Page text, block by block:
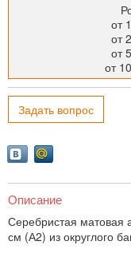
от
от
от
от
Задать вопрос
Описание
Серебристая
см (А2) из округлого